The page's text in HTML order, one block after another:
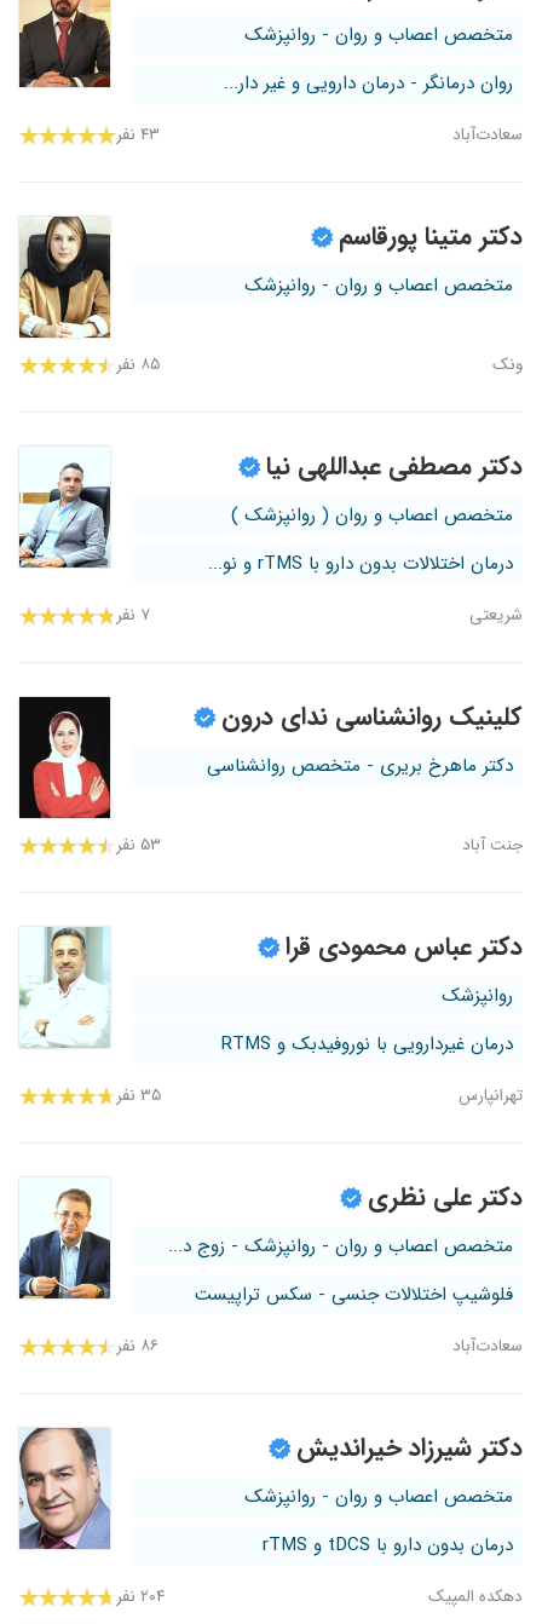
متخصص اعصاب و روان - روانپزشک
روان درمانگر - درمان دارویی و غیر دار...
سعادت‌آباد ۴۳ نفر
دکتر متینا پورقاسم
متخصص اعصاب و روان - روانپزشک
ونک ۸۵ نفر
دکتر مصطفی عبداللهی نیا
متخصص اعصاب و روان ( روانپزشک )
درمان اختلالات بدون دارو با rTMS و نو...
شریعتی ۷ نفر
کلینیک روانشناسی ندای درون
دکتر ماهرخ بریری - متخصص روانشناسی
جنت آباد ۵۳ نفر
دکتر عباس محمودی قرا
روانپزشک
درمان غیردارویی با نوروفیدبک و RTMS
تهرانپارس ۳۵ نفر
دکتر علی نظری
متخصص اعصاب و روان - روانپزشک - زوج د...
فلوشیپ اختلالات جنسی - سکس تراپیست
سعادت‌آباد ۸۶ نفر
دکتر شیرزاد خیراندیش
متخصص اعصاب و روان - روانپزشک
درمان بدون دارو با tDCS و rTMS
دهکده المپیک ۲۰۴ نفر